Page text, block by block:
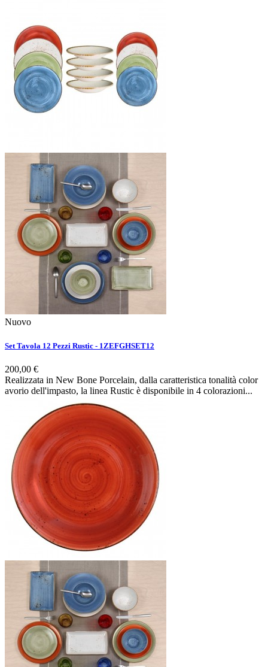
Nuovo
Set Tavola 12 Pezzi Rustic - 1ZEFGHSET12
200,00 €
Realizzata in New Bone Porcelain, dalla caratteristica tonalità color
avorio dell'impasto, la linea Rustic è disponibile in 4 colorazioni...